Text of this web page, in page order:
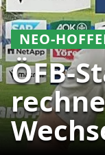
NEO-
ÖFB-